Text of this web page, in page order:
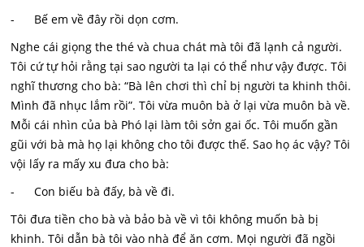
- Bế em về đây rồi dọn cơm.
Nghe cái giọng the thé và chua chát mà tôi đã lạnh cả người.
Tôi cứ tự hỏi rằng tại sao người ta lại có thể như vậy được. Tôi
nghĩ thương cho bà: “Bà lên chơi thì chỉ bị người ta khinh thôi.
Mình đã nhục lắm rồi”. Tôi vừa muôn bà ở lại vừa muôn bà về.
Mỗi cái nhìn của bà Phó lại làm tôi sởn gai ốc. Tôi muốn gần
gũi với bà mà họ lại không cho tôi được thế. Sao họ ác vậy? Tôi
vội lấy ra mấy xu đưa cho bà:
- Con biếu bà đấy, bà về đi.
Tôi đưa tiền cho bà và bảo bà về vì tôi không muốn bà bị
khinh. Tôi dẫn bà tôi vào nhà để ăn cơm. Mọi người đã ngồi